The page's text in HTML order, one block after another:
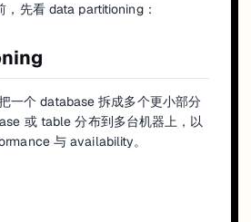
，先看 data partitioning：
一个 database 拆成多个更小部分
或 table 分布到多台机器上，以
与 availability。